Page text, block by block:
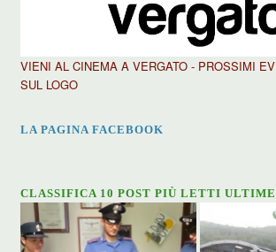
VIENI AL CINEMA A VERGATO - PROSSIMI
SUL LOGO
LA PAGINA FACEBOOK
CLASSIFICA 10 POST PIÙ LETTI ULTIME